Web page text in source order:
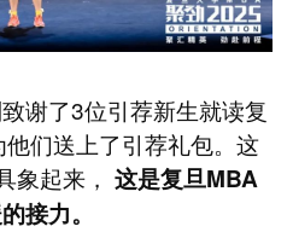
谢了3位引荐新生就读复
们送上了引荐礼包。这
象起来， 这是复旦MBA
接力。